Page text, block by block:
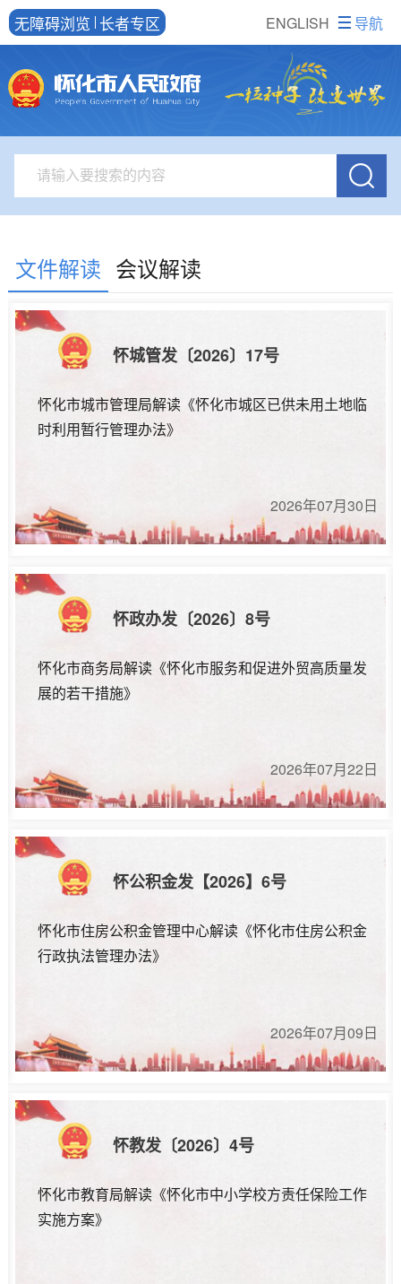
ENGLISH
无障碍浏览 长者专区 导航
文件解读 会议解读
怀城管发〔2026〕17号
怀化市城市管理局解读《怀化市城区已供未用土地临
时利用暂行管理办法》
2026年07月30日
怀政办发〔2026〕8号
怀化市商务局解读《怀化市服务和促进外贸高质量发
展的若干措施》
2026年07月22日
怀公积金发【2026】6号
怀化市住房公积金管理中心解读《怀化市住房公积金
行政执法管理办法》
2026年07月09日
怀教发〔2026〕4号
怀化市教育局解读《怀化市中小学校方责任保险工作
实施方案》